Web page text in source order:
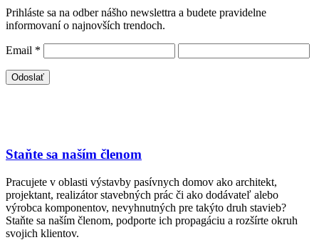
Prihláste sa na odber nášho newslettra a budete pravidelne
informovaní o najnovších trendoch.
Email *
Staňte sa naším členom
Pracujete v oblasti výstavby pasívnych domov ako architekt,
projektant, realizátor stavebných prác či ako dodávateľ alebo
výrobca komponentov, nevyhnutných pre takýto druh stavieb?
Staňte sa naším členom, podporte ich propagáciu a rozšírte okruh
svojich klientov.